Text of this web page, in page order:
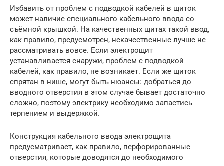
Избавить от проблем с подводкой кабелей в щиток
может наличие специального кабельного ввода со
съёмной крышкой. На качественных щитах такой ввод,
как правило, предусмотрен, некачественные лучше не
рассматривать вовсе. Если электрощит
устанавливается снаружи, проблем с подводкой
кабелей, как правило, не возникает. Если же щиток
спрятан в нише, могут быть нюансы: добраться до
вводного отверстия в этом случае бывает достаточно
сложно, поэтому электрику необходимо запастись
терпением и выдержкой.
Конструкция кабельного ввода электрощита
предусматривает, как правило, перфорированные
отверстия, которые доводятся до необходимого